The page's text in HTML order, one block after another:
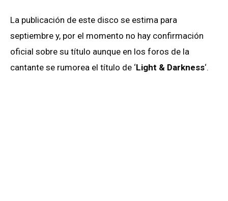
La publicación de este disco se estima para
septiembre y, por el momento no hay confirmación
oficial sobre su título aunque en los foros de la
cantante se rumorea el título de ‘Light & Darkness‘.